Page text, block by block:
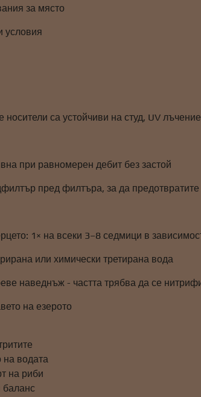
за място
условия
носители са устойчиви на студ, UV
при равномерен дебит без застой
пред филтъра, за да предотвратите
1× на всеки 3–8 седмици в
или химически третирана вода
наведнъж - частта трябва да се
на езерото
на водата
на риби